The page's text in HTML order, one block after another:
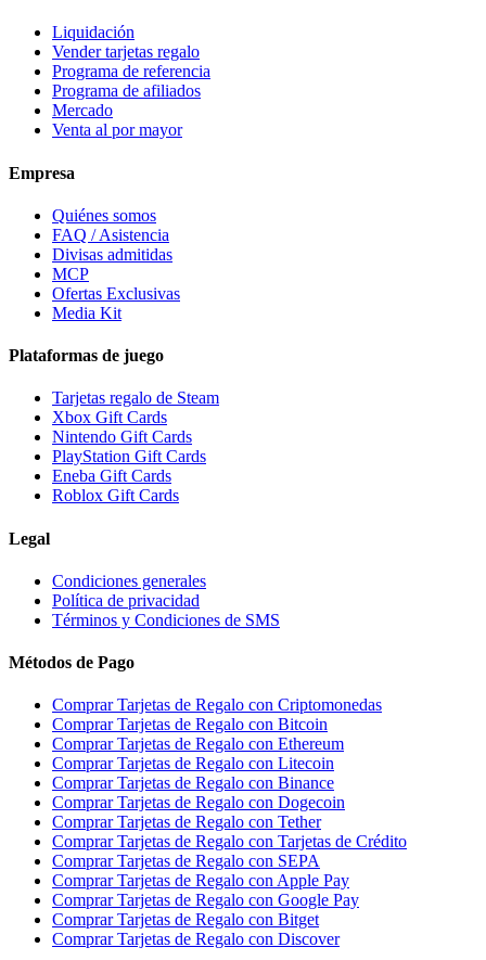
Liquidación
Vender tarjetas regalo
Programa de referencia
Programa de afiliados
Mercado
Venta al por mayor
Empresa
Quiénes somos
FAQ / Asistencia
Divisas admitidas
MCP
Ofertas Exclusivas
Media Kit
Plataformas de juego
Tarjetas regalo de Steam
Xbox Gift Cards
Nintendo Gift Cards
PlayStation Gift Cards
Eneba Gift Cards
Roblox Gift Cards
Legal
Condiciones generales
Política de privacidad
Términos y Condiciones de SMS
Métodos de Pago
Comprar Tarjetas de Regalo con Criptomonedas
Comprar Tarjetas de Regalo con Bitcoin
Comprar Tarjetas de Regalo con Ethereum
Comprar Tarjetas de Regalo con Litecoin
Comprar Tarjetas de Regalo con Binance
Comprar Tarjetas de Regalo con Dogecoin
Comprar Tarjetas de Regalo con Tether
Comprar Tarjetas de Regalo con Tarjetas de Crédito
Comprar Tarjetas de Regalo con SEPA
Comprar Tarjetas de Regalo con Apple Pay
Comprar Tarjetas de Regalo con Google Pay
Comprar Tarjetas de Regalo con Bitget
Comprar Tarjetas de Regalo con Discover